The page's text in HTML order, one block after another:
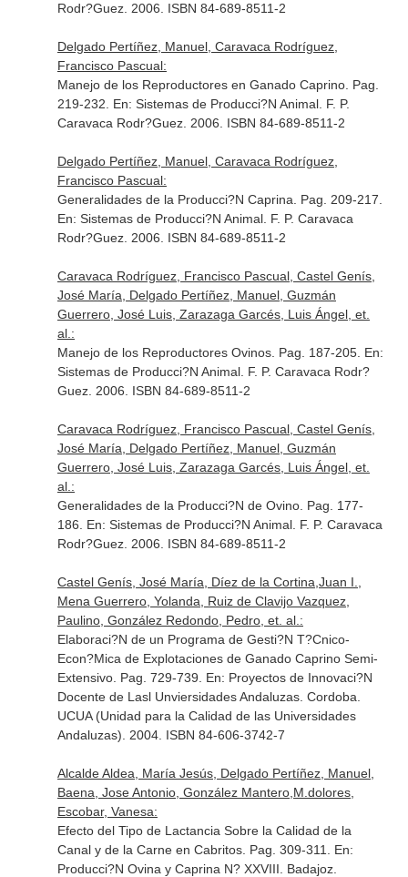
Rodr?Guez. 2006. ISBN 84-689-8511-2
Delgado Pertíñez, Manuel, Caravaca Rodríguez,
Francisco Pascual:
Manejo de los Reproductores en Ganado Caprino. Pag.
219-232. En: Sistemas de Producci?N Animal. F. P.
Caravaca Rodr?Guez. 2006. ISBN 84-689-8511-2
Delgado Pertíñez, Manuel, Caravaca Rodríguez,
Francisco Pascual:
Generalidades de la Producci?N Caprina. Pag. 209-217.
En: Sistemas de Producci?N Animal. F. P. Caravaca
Rodr?Guez. 2006. ISBN 84-689-8511-2
Caravaca Rodríguez, Francisco Pascual, Castel Genís,
José María, Delgado Pertíñez, Manuel, Guzmán
Guerrero, José Luis, Zarazaga Garcés, Luis Ángel, et.
al.:
Manejo de los Reproductores Ovinos. Pag. 187-205. En:
Sistemas de Producci?N Animal. F. P. Caravaca Rodr?
Guez. 2006. ISBN 84-689-8511-2
Caravaca Rodríguez, Francisco Pascual, Castel Genís,
José María, Delgado Pertíñez, Manuel, Guzmán
Guerrero, José Luis, Zarazaga Garcés, Luis Ángel, et.
al.:
Generalidades de la Producci?N de Ovino. Pag. 177-
186. En: Sistemas de Producci?N Animal. F. P. Caravaca
Rodr?Guez. 2006. ISBN 84-689-8511-2
Castel Genís, José María, Díez de la Cortina,Juan I.,
Mena Guerrero, Yolanda, Ruiz de Clavijo Vazquez,
Paulino, González Redondo, Pedro, et. al.:
Elaboraci?N de un Programa de Gesti?N T?Cnico-
Econ?Mica de Explotaciones de Ganado Caprino Semi-
Extensivo. Pag. 729-739. En: Proyectos de Innovaci?N
Docente de Lasl Unviersidades Andaluzas. Cordoba.
UCUA (Unidad para la Calidad de las Universidades
Andaluzas). 2004. ISBN 84-606-3742-7
Alcalde Aldea, María Jesús, Delgado Pertíñez, Manuel,
Baena, Jose Antonio, González Mantero,M.dolores,
Escobar, Vanesa:
Efecto del Tipo de Lactancia Sobre la Calidad de la
Canal y de la Carne en Cabritos. Pag. 309-311. En:
Producci?N Ovina y Caprina N? XXVIII . Badajoz.